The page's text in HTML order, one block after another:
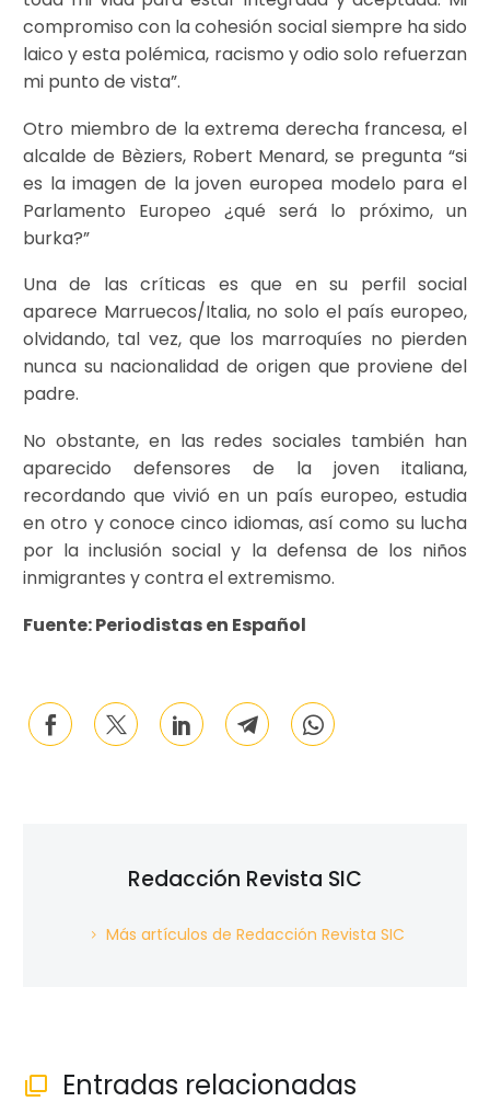
compromiso con la cohesión social siempre ha sido
laico y esta polémica, racismo y odio solo refuerzan
mi punto de vista”.
Otro miembro de la extrema derecha francesa, el
alcalde de Bèziers, Robert Menard, se pregunta “si
es la imagen de la joven europea modelo para el
Parlamento Europeo ¿qué será lo próximo, un
burka?”
Una de las críticas es que en su perfil social
aparece Marruecos/Italia, no solo el país europeo,
olvidando, tal vez, que los marroquíes no pierden
nunca su nacionalidad de origen que proviene del
padre.
No obstante, en las redes sociales también han
aparecido defensores de la joven italiana,
recordando que vivió en un país europeo, estudia
en otro y conoce cinco idiomas, así como su lucha
por la inclusión social y la defensa de los niños
inmigrantes y contra el extremismo.
Fuente: Periodistas en Español
Redacción Revista SIC
Más artículos de Redacción Revista SIC
 Entradas relacionadas